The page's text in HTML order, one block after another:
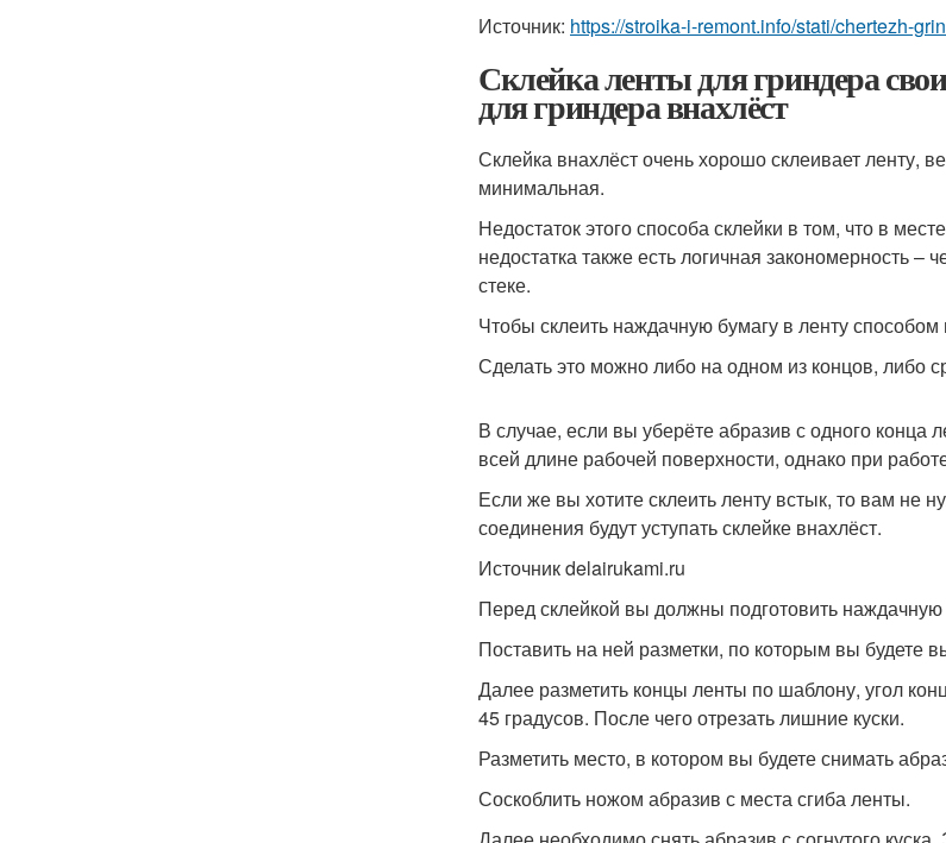
Источник: https://stroika-i-remont.info/stati/chertezh-
Склейка ленты для гриндера
для гриндера внахлёст
Склейка внахлёст очень хорошо склеивает ленту,
минимальная.
Недостаток этого способа склейки в том, что в
недостатка также есть логичная закономерность
стеке.
Чтобы склеить наждачную бумагу в ленту
Сделать это можно либо на одном из концов, либо
В случае, если вы уберёте абразив с одного
всей длине рабочей поверхности, однако при
Если же вы хотите склеить ленту встык, то вам не
соединения будут уступать склейке внахлёст.
Источник delairukami.ru
Перед склейкой вы должны подготовить
Поставить на ней разметки, по которым вы будете
Далее разметить концы ленты по шаблону, угол
45 градусов. После чего отрезать лишние куски.
Разметить место, в котором вы будете снимать
Соскоблить ножом абразив с места сгиба ленты.